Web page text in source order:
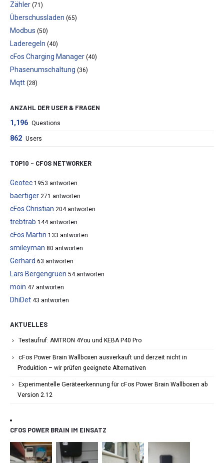
Zähler (71)
Überschussladen (65)
Modbus (50)
Laderegeln (40)
cFos Charging Manager (40)
Phasenumschaltung (36)
Mqtt (28)
ANZAHL DER USER & FRAGEN
1,196 Questions
862 Users
TOP10 – CFOS NETWORKER
Geotec 1953 antworten
baertiger 271 antworten
cFos Christian 204 antworten
trebtrab 144 antworten
cFos Martin 133 antworten
smileyman 80 antworten
Gerhard 63 antworten
Lars Bergengruen 54 antworten
moin 47 antworten
DhiDet 43 antworten
AKTUELLES
Testaufruf: AMTRON 4You und KEBA P40 Pro
cFos Power Brain Wallboxen ausverkauft und derzeit nicht in
Produktion – wir prüfen geeignete Alternativen
Experimentelle Geräteerkennung für cFos Power Brain Wallboxen ab
Version 2.12
CFOS POWER BRAIN IM EINSATZ